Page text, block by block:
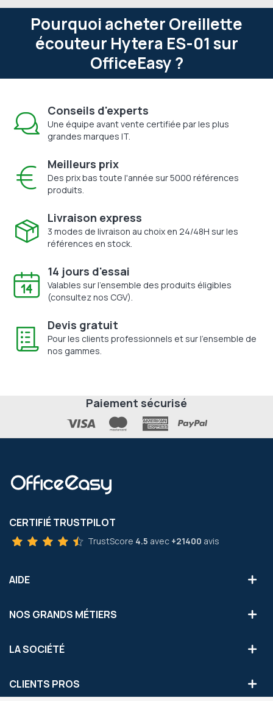
Pourquoi acheter Oreillette
écouteur Hytera ES-01 sur
OfficeEasy ?
Conseils d'experts
Une équipe avant vente certifiée par les plus
grandes marques IT.
Meilleurs prix
Des prix bas toute l'année sur 5000 références
produits.
Livraison express
3 modes de livraison au choix en 24/48H sur les
références en stock.
14 jours d'essai
Valables sur l'ensemble des produits éligibles
(consultez nos CGV).
Devis gratuit
Pour les clients professionnels et sur l'ensemble de
nos gammes.
Paiement sécurisé
CERTIFIÉ TRUSTPILOT
TrustScore 4.5 avec +21400 avis
AIDE
NOS GRANDS MÉTIERS
LA SOCIÉTÉ
CLIENTS PROS